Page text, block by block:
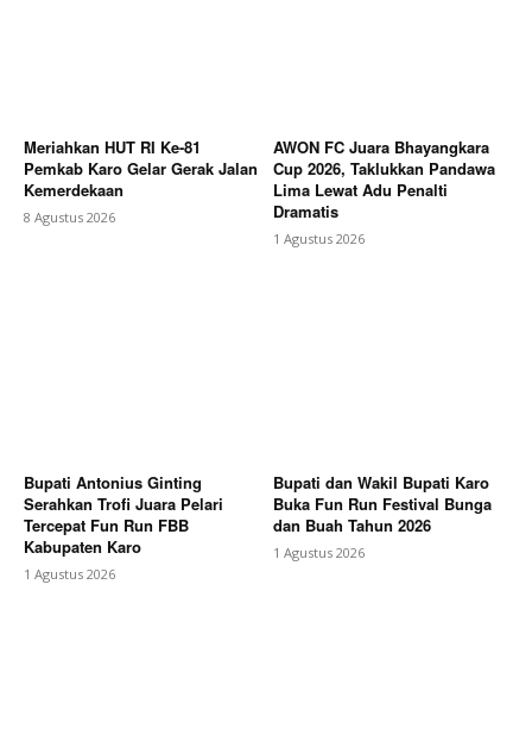
Meriahkan HUT RI Ke-81
Pemkab Karo Gelar Gerak Jalan
Kemerdekaan
8 Agustus 2026
AWON FC Juara Bhayangkara
Cup 2026, Taklukkan Pandawa
Lima Lewat Adu Penalti
Dramatis
1 Agustus 2026
Bupati Antonius Ginting
Serahkan Trofi Juara Pelari
Tercepat Fun Run FBB
Kabupaten Karo
1 Agustus 2026
Bupati dan Wakil Bupati Karo
Buka Fun Run Festival Bunga
dan Buah Tahun 2026
1 Agustus 2026